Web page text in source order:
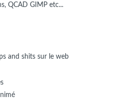
QCAD GIMP etc...
and shits sur le web